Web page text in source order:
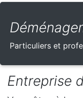
Particuliers et
Entreprise